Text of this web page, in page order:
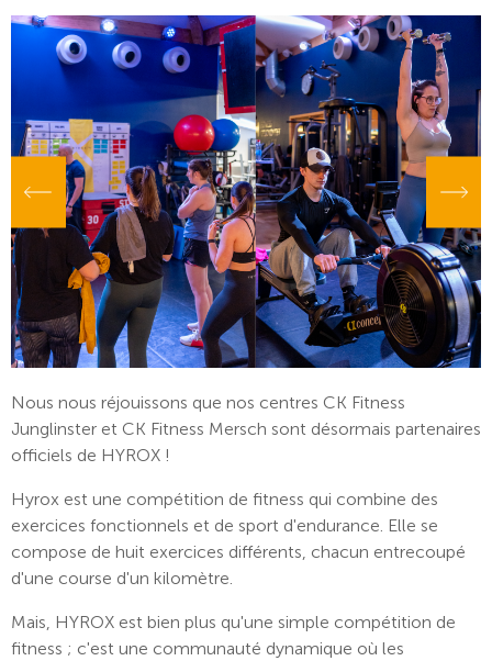
Nous nous réjouissons que nos centres CK Fitness
Junglinster et CK Fitness Mersch sont désormais partenaires
officiels de HYROX !
Hyrox est une compétition de fitness qui combine des
exercices fonctionnels et de sport d'endurance. Elle se
compose de huit exercices différents, chacun entrecoupé
d'une course d'un kilomètre.
Mais, HYROX est bien plus qu'une simple compétition de
fitness ; c'est une communauté dynamique où les